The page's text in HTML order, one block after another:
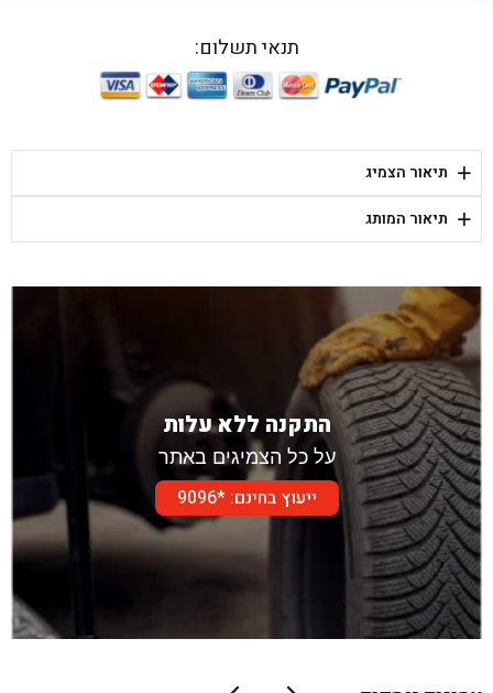
בן גל - היובלים 26, הוד השרון - הוד השרון
בן גל - יפת 88, תל אביב יפו - תל אביב
בן גל - דור אלון הר טוב - בית שמש
תנאי תשלום:
+ תיאור הצמיג
+ תיאור המותג
התקנה ללא עלות
על כל הצמיגים באתר
ייעוץ בחינם: *9096